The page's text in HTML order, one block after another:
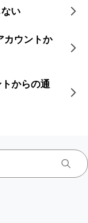
い
カウントか
からの通